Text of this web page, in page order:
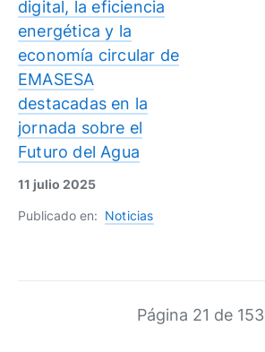
digital, la eficiencia
energética y la
economía circular de
EMASESA
destacadas en la
jornada sobre el
Futuro del Agua
11 julio 2025
Publicado en: Noticias
Página 21 de 153